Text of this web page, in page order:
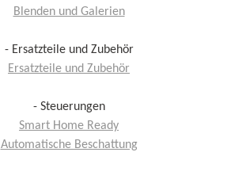
Blenden und Galerien
- Ersatzteile und Zubehör
Ersatzteile und Zubehör
- Steuerungen
Smart Home Ready
Automatische Beschattung